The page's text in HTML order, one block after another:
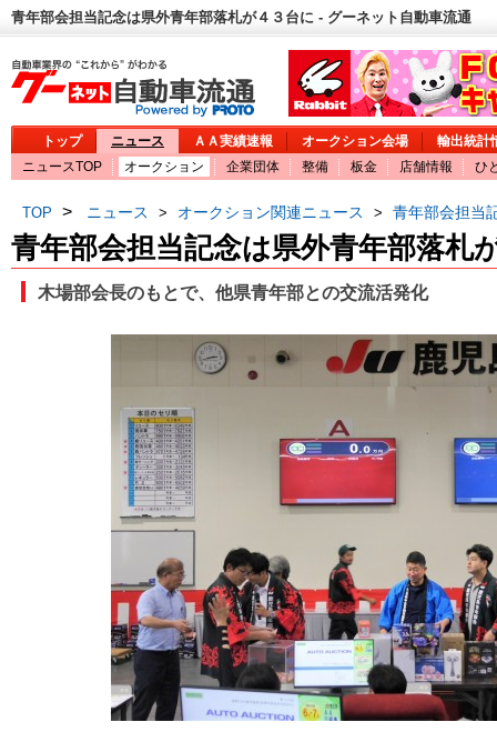
青年部会担当記念は県外青年部落札が４３台に - グーネット自動車流通
トップ ニュース ＡＡ実績速報 オークション会場
輸出統計
ニュースTOP
オークション 企業団体 整備 板金 店舗情報 ひ
TOP > ニュース > オークション関連ニュース > 青年部会担当
青年部会担当記念は県外青年部落札
木場部会長のもとで、他県青年部との交流活発化